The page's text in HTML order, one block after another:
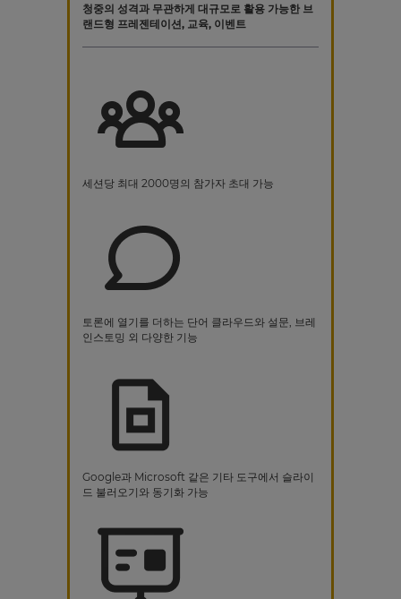
청중의 성격과 무관하게 대규모로 활용 가능한 브
랜드형 프레젠테이션, 교육, 이벤트
세션당 최대 2000명의 참가자 초대 가능
토론에 열기를 더하는 단어 클라우드와 설문, 브레
인스토밍 외 다양한 기능
Google과 Microsoft 같은 기타 도구에서 슬라이
드 불러오기와 동기화 가능